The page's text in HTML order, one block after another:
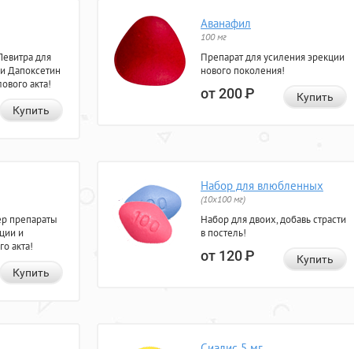
для
Дапоксетин
акта!
Купить
Аванафил
100 мг
Препарат для усиления эрекции
нового поколения!
от 200Р Купить
препараты
и
акта!
Купить
Набор для влюбленных
(10х100 мг)
Набор для двоих, добавь страсти
в постель!
от 120Р Купить